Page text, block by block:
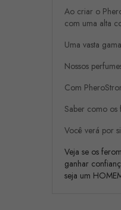
Ao criar o
com uma alta
Uma vasta
Nossos
Com
Saber como os
Você verá por
Veja se os
ganhar
seja um